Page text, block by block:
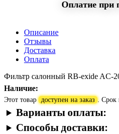
Оплатие при
Описание
Отзывы
Доставка
Оплата
Фильтр салонный RB-exide AC-
Наличие:
Этот товар доступен на заказ . Срок
Варианты оплаты:
Способы доставки: